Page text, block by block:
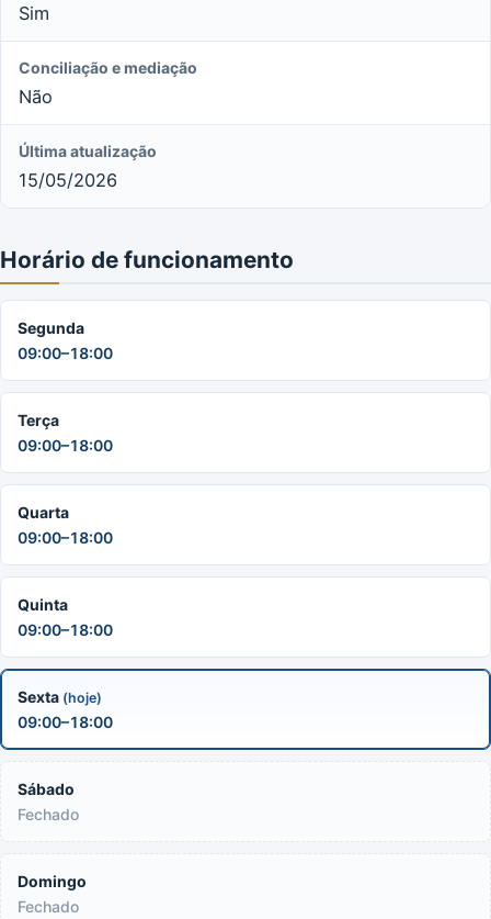
Sim
Conciliação e mediação
Não
Última atualização
15/05/2026
Horário de funcionamento
Segunda
09:00–18:00
Terça
09:00–18:00
Quarta
09:00–18:00
Quinta
09:00–18:00
Sexta (hoje)
09:00–18:00
Sábado
Fechado
Domingo
Fechado